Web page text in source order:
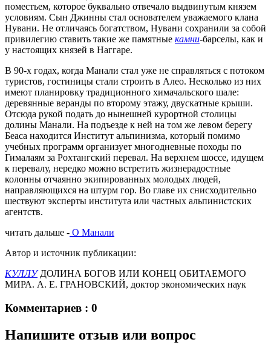
поместьем, которое буквально отвечало выдвинутым князем
условиям. Сын Джинны стал основателем уважаемого клана
Нувани. Не отличаясь богатством, Нувани сохранили за собой
привилегию ставить такие же памятные камни-барселы, как и
у настоящих князей в Наггаре.
В 90-х годах, когда Манали стал уже не справляться с потоком
туристов, гостиницы стали строить в Алео. Несколько из них
имеют планировку традиционного химачальского шале:
деревянные веранды по второму этажу, двускатные крыши.
Отсюда рукой подать до нынешней курортной столицы
долины Манали. На подъезде к ней на том же левом берегу
Беаса находится Институт альпинизма, который помимо
учебных программ организует многодневные походы по
Гималаям за Рохтангский перевал. На верхнем шоссе, идущем
к перевалу, нередко можно встретить жизнерадостные
колонны отчаянно экипированных молодых людей,
направляющихся на штурм гор. Во главе их снисходительно
шествуют эксперты института или частных альпинистских
агентств.
читать дальше - О Манали
Автор и источник публикации:
КУЛЛУДОЛИНА БОГОВ ИЛИ КОНЕЦ ОБИТАЕМОГО
МИРА. А. Е. ГРАНОВСКИЙ, доктор экономических наук
Комментариев : 0
Напишите отзыв или вопрос